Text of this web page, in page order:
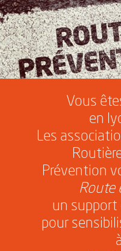
Vous
en
Les
Prévention
Route
un
pour